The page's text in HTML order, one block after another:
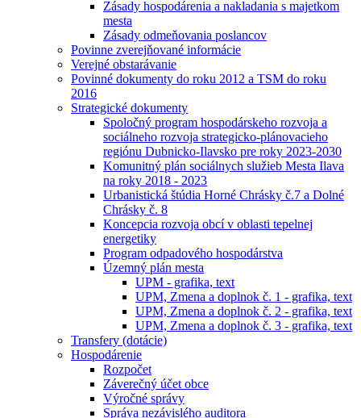
Zásady hospodárenia a nakladania s majetkom
mesta
Zásady odmeňovania poslancov
Povinne zverejňované informácie
Verejné obstarávanie
Povinné dokumenty do roku 2012 a TSM do roku
2016
Strategické dokumenty
Spoločný program hospodárskeho rozvoja a
sociálneho rozvoja strategicko-plánovacieho
regiónu Dubnicko-Ilavsko pre roky 2023-2030
Komunitný plán sociálnych služieb Mesta Ilava
na roky 2018 - 2023
Urbanistická štúdia Horné Chrásky č.7 a Dolné
Chrásky č. 8
Koncepcia rozvoja obcí v oblasti tepelnej
energetiky
Program odpadového hospodárstva
Územný plán mesta
UPM - grafika, text
UPM, Zmena a doplnok č. 1 - grafika, text
UPM, Zmena a doplnok č. 2 - grafika, text
UPM, Zmena a doplnok č. 3 - grafika, text
Transfery (dotácie)
Hospodárenie
Rozpočet
Záverečný účet obce
Výročné správy
Správa nezávislého auditora